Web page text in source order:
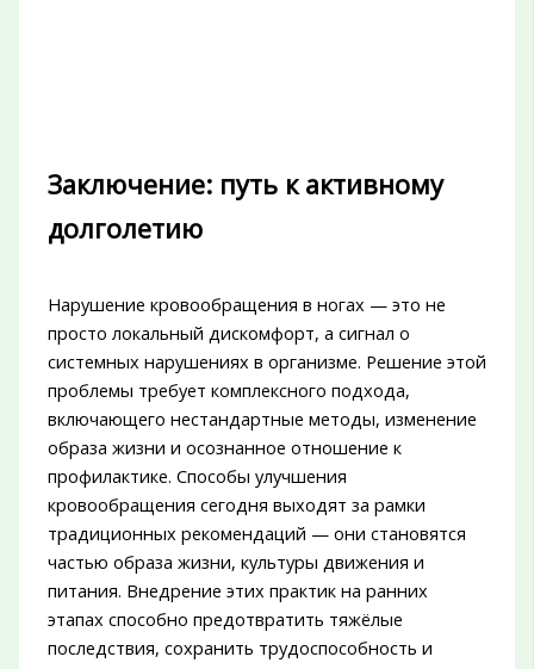
Заключение: путь к активному
долголетию
Нарушение кровообращения в ногах — это не
просто локальный дискомфорт, а сигнал о
системных нарушениях в организме. Решение этой
проблемы требует комплексного подхода,
включающего нестандартные методы, изменение
образа жизни и осознанное отношение к
профилактике. Способы улучшения
кровообращения сегодня выходят за рамки
традиционных рекомендаций — они становятся
частью образа жизни, культуры движения и
питания. Внедрение этих практик на ранних
этапах способно предотвратить тяжёлые
последствия, сохранить трудоспособность и